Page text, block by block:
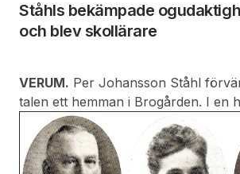
Ståhls bekämpade
och blev skollärare
VERUM. Per Johansson Ståhl
talen ett hemman i Brogården. I en
missionsrörelsens framväxt i
man reda på det tidigare förhöll sig
där: På denna gård hade fordom